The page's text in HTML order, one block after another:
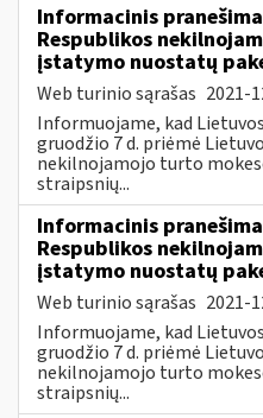
Informacinis
Respublikos
įstatymo nuostatų
Web turinio sąrašas 2021-
Informuojame, kad
gruodžio 7 d. priėmė
nekilnojamojo turto
straipsnių...
Informacinis
Respublikos
įstatymo nuostatų
Web turinio sąrašas 2021-
Informuojame, kad
gruodžio 7 d. priėmė
nekilnojamojo turto
straipsnių...